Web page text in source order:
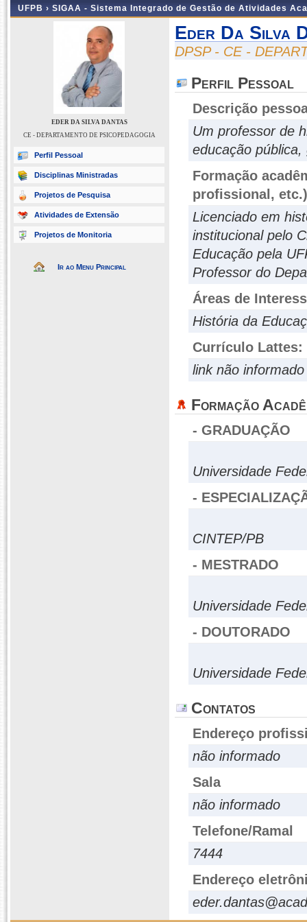
UFPB › SIGAA - Sistema Integrado de Gestão de Atividades
EDER DA SILVA DANTAS
CE - DEPARTAMENTO DE PSICOPEDAGOGIA
Perfil Pessoal
Disciplinas Ministradas
Projetos de Pesquisa
Atividades de Extensão
Projetos de Monitoria
Ir ao Menu Principal
Eder Da Silva
DPSP - CE -
Perfil Pessoal
Descrição
Um professor de
educação
Formação
profissional, etc.)
Licenciado em
institucional pelo
Educação pela
Professor do
Áreas de
História da
Currículo Lattes:
link não informado
Formação
- GRADUAÇÃO
Universidade
-
CINTEP/PB
- MESTRADO
Universidade
- DOUTORADO
Universidade
Contatos
Endereço
não informado
Sala
não informado
Telefone/Ramal
7444
Endereço